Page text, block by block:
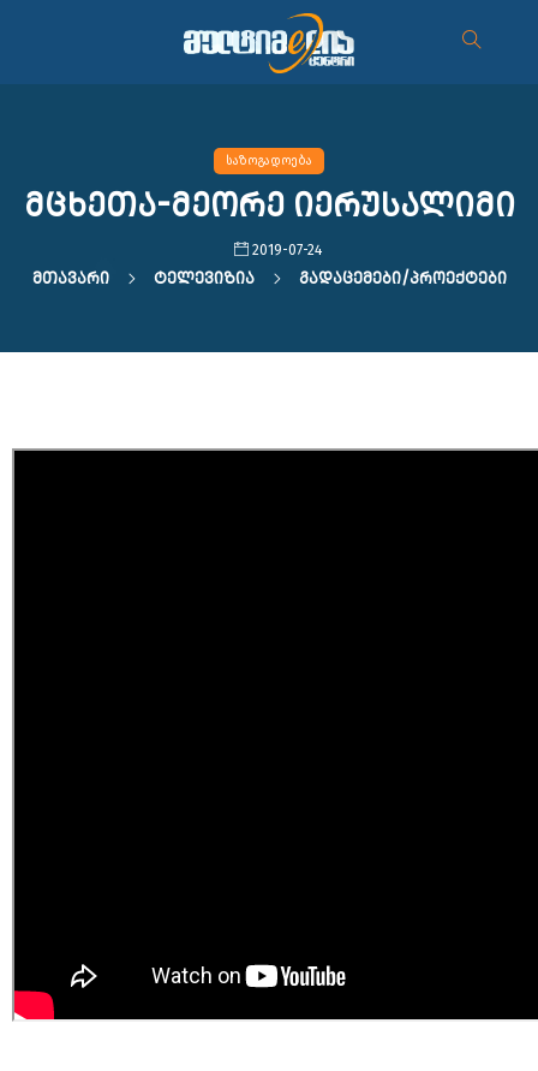
საზოგადოება
მცხეთა-მეორე იერუსალიმი
2019-07-24
Მთავარი Ტელევიზია Გადაცემები/პროექტები